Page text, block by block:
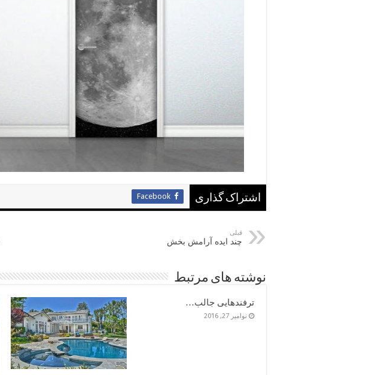
اشتراک گذاری Facebook
قبلی
چند ایده آرامش بخش
نوشته های مرتبط
ترفندهایی جالب…
نوامبر 27, 2016